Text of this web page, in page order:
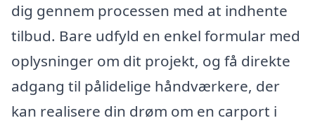
dig gennem processen med at indhente
tilbud. Bare udfyld en enkel formular med
oplysninger om dit projekt, og få direkte
adgang til pålidelige håndværkere, der
kan realisere din drøm om en carport i